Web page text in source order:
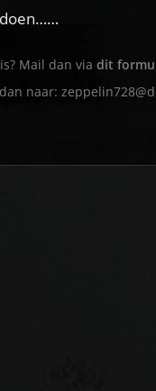
doen……
Mail dan via dit
naar: